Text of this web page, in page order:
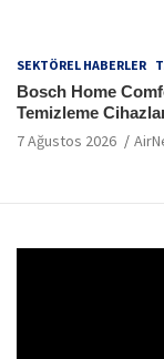
SEKTÖREL HABERLER
Bosch Home
Temizleme
7 Ağustos 2026